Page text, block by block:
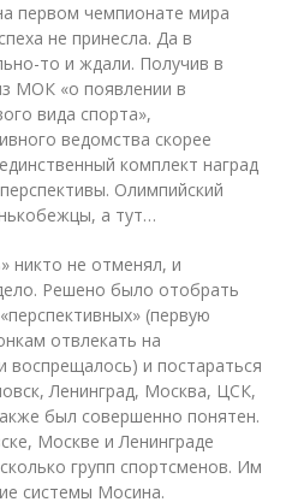
первом чемпионате мира
не принесла. Да в
то и ждали. Получив в
МОК «о появлении в
вида спорта»,
ведомства скорее
комплект наград
Олимпийский
а тут…
никто не отменял, и
Решено было отобрать
(первую
отвлекать на
воспрещалось) и постараться
Ленинград, Москва, ЦСК,
был совершенно понятен.
Москве и Ленинграде
групп спортсменов. Им
системы Мосина.